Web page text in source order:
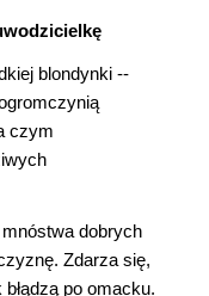
blondynki --
czym
dobrych
Zdarza się,
po omacku.